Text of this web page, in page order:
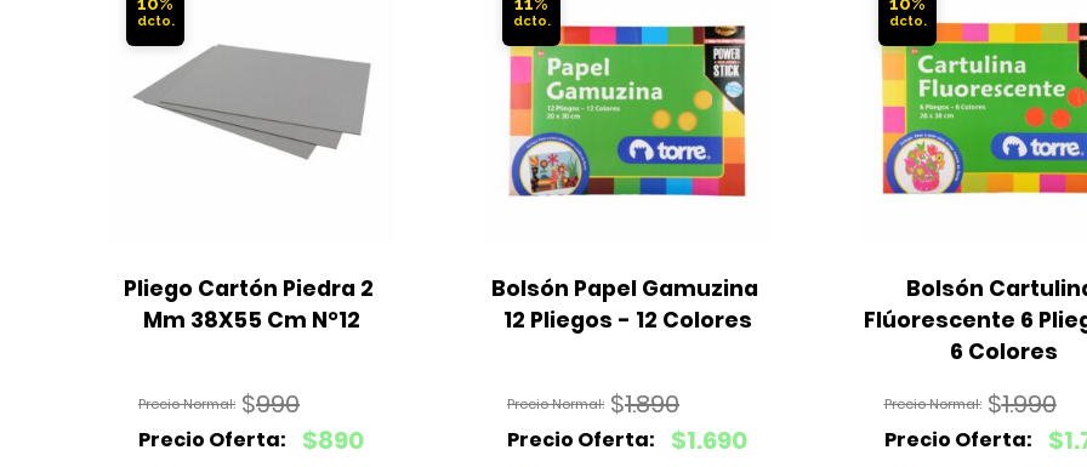
Pliego Cartón Piedra 2
Mm 38X55 Cm N°12
$990
El
$890
Bolsón Papel Gamuzina
12 Pliegos - 12 Colores
$1.890
El
$1.690
Bolsón
Flúorescente 6
6 Colores
$1.990
El
$